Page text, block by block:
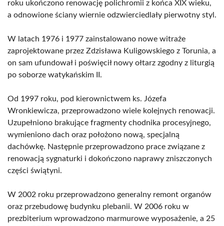
roku ukończono renowację polichromii z końca XIX wieku,
a odnowione ściany wiernie odzwierciedlały pierwotny styl.
W latach 1976 i 1977 zainstalowano nowe witraże
zaprojektowane przez Zdzisława Kuligowskiego z Torunia, a
on sam ufundował i poświęcił nowy ołtarz zgodny z liturgią
po soborze watykańskim II.
Od 1997 roku, pod kierownictwem ks. Józefa
Wronkiewicza, przeprowadzono wiele kolejnych renowacji.
Uzupełniono brakujące fragmenty chodnika procesyjnego,
wymieniono dach oraz położono nową, specjalną
dachówkę. Następnie przeprowadzono prace związane z
renowacją sygnaturki i dokończono naprawy zniszczonych
części świątyni.
W 2002 roku przeprowadzono generalny remont organów
oraz przebudowę budynku plebanii. W 2006 roku w
prezbiterium wprowadzono marmurowe wyposażenie, a 25